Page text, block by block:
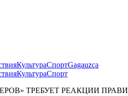
КультураСпортGagauzça
КультураСпорт